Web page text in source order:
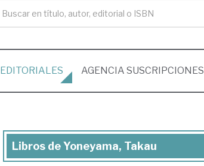
EDITORIALES AGENCIA SUSCRIPCIONES
Libros
Libros de Yoneyama, Takau